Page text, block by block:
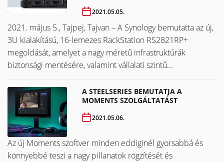
2021.05.05.
2021. május 5., Tajpej, Tajvan – A Synology bemutatta az új,
3U kialakítású, 16-lemezes RackStation RS2821RP+
megoldását, amelyet a nagy méretű infrastruktúrák
biztonsági mentésére, valamint vállalati szintű...
A STEELSERIES BEMUTATJA A
MOMENTS SZOLGÁLTATÁST
2021.05.06.
Az új Moments szoftver minden eddiginél gyorsabbá és
könnyebbé teszi a nagy pillanatok rögzítését és